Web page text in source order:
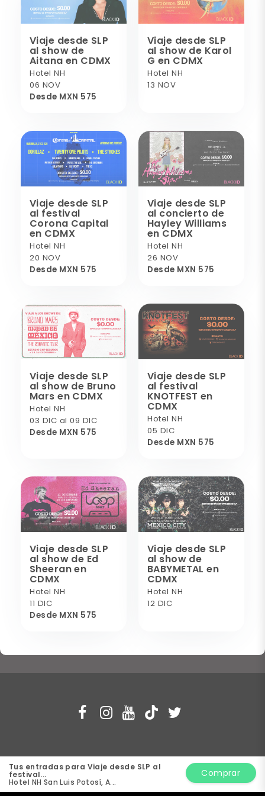
Tus entradas para Viaje desde SLP al
festival...
Hotel NH San Luis Potosí, A...
Comprar
Viaje desde SLP
al show de
Aitana en CDMX
Hotel NH
06 NOV
Desde MXN 575
Viaje desde SLP
al show de Karol
G en CDMX
Hotel NH
13 NOV
Viaje desde SLP
al festival
Corona Capital
en CDMX
Hotel NH
20 NOV
Desde MXN 575
Viaje desde SLP
al concierto de
Hayley Williams
en CDMX
Hotel NH
26 NOV
Desde MXN 575
Viaje desde SLP
al show de Bruno
Mars en CDMX
Hotel NH
03 DIC al 09 DIC
Desde MXN 575
Viaje desde SLP
al festival
KNOTFEST en
CDMX
Hotel NH
05 DIC
Desde MXN 575
Viaje desde SLP
al show de Ed
Sheeran en
CDMX
Hotel NH
11 DIC
Desde MXN 575
Viaje desde SLP
al show de
BABYMETAL en
CDMX
Hotel NH
12 DIC
blackid.club Copyright
Todos los
derechos reservados